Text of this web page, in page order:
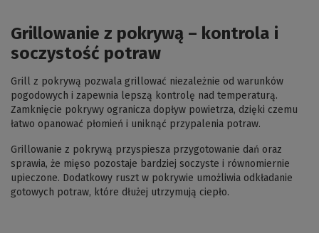
Grillowanie z pokrywą – kontrola i
soczystość potraw
Grill z pokrywą pozwala grillować niezależnie od warunków
pogodowych i zapewnia lepszą kontrolę nad temperaturą.
Zamknięcie pokrywy ogranicza dopływ powietrza, dzięki czemu
łatwo opanować płomień i uniknąć przypalenia potraw.
Grillowanie z pokrywą przyspiesza przygotowanie dań oraz
sprawia, że mięso pozostaje bardziej soczyste i równomiernie
upieczone. Dodatkowy ruszt w pokrywie umożliwia odkładanie
gotowych potraw, które dłużej utrzymują ciepło.